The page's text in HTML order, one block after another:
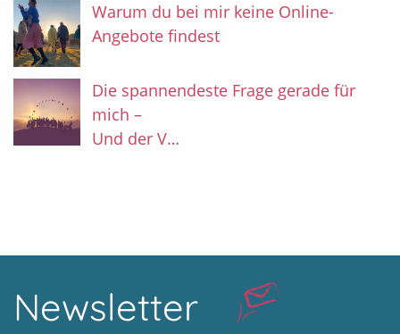
Warum du bei mir keine Online-
Angebote findest
Die spannendeste Frage gerade für
mich –
Und der V…
Newsletter